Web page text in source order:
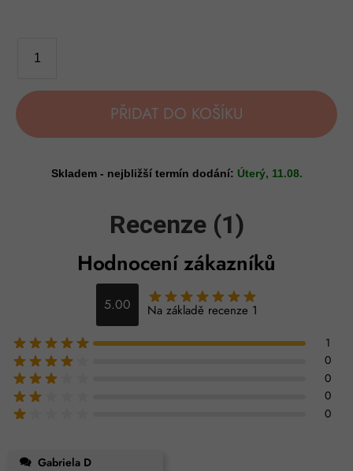
PŘIDAT DO KOŠÍKU
Skladem - nejbližší termín dodání: Úterý, 11.08.
Recenze (1)
Hodnocení zákazníků
5.00 Na základě recenze 1
1
0
0
0
0
Gabriela D